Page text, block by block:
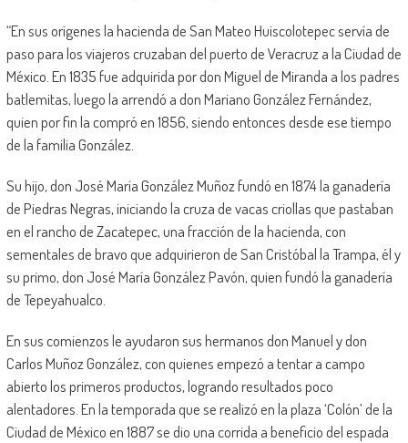
“En sus orígenes la hacienda de San Mateo Huiscolotepec servía de
paso para los viajeros cruzaban del puerto de Veracruz a la Ciudad de
México. En 1835 fue adquirida por don Miguel de Miranda a los padres
batlemitas, luego la arrendó a don Mariano González Fernández,
quien por fin la compró en 1856, siendo entonces desde ese tiempo
de la familia González.
Su hijo, don José María González Muñoz fundó en 1874 la ganadería
de Piedras Negras, iniciando la cruza de vacas criollas que pastaban
en el rancho de Zacatepec, una fracción de la hacienda, con
sementales de bravo que adquirieron de San Cristóbal la Trampa, él y
su primo, don José María González Pavón, quien fundó la ganadería
de Tepeyahualco.
En sus comienzos le ayudaron sus hermanos don Manuel y don
Carlos Muñoz González, con quienes empezó a tentar a campo
abierto los primeros productos, logrando resultados poco
alentadores. En la temporada que se realizó en la plaza ‘Colón’ de la
Ciudad de México en 1887 se dio una corrida a beneficio del espada